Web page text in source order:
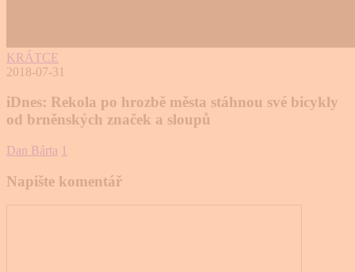
KRÁTCE
2018-07-31
iDnes: Rekola po hrozbě města stáhnou své bicykly
od brněnských značek a sloupů
Dan Bárta 1
Napište komentář